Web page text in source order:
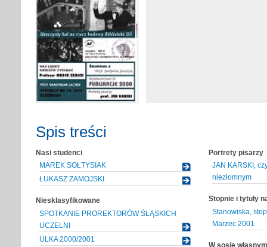
Spis treści
Nasi studenci
MAREK SOŁTYSIAK
ŁUKASZ ZAMOJSKI
Niesklasyfikowane
SPOTKANIE PROREKTORÓW ŚLĄSKICH
UCZELNI
ULKA 2000/2001
Portrety pisarzy
JAN KARSKI,
niezłomnym
Stopnie i tytuły
Stanowiska,
Marzec 2001
W sosie własnym